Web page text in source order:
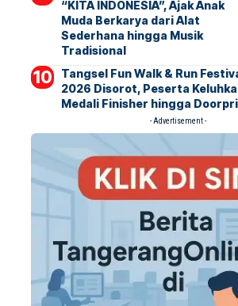
“KITA INDONESIA”, Ajak Anak
Muda Berkarya dari Alat
Sederhana hingga Musik
Tradisional
Tangsel Fun Walk & Run
2026 Disorot, Peserta
Medali Finisher hingga
- Advertisement -